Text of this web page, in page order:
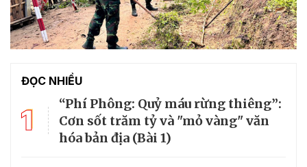
ĐỌC NHIỀU
1
“Phí Phông: Quỷ máu rừng thiêng”:
Cơn sốt trăm tỷ và "mỏ vàng" văn
hóa bản địa (Bài 1)